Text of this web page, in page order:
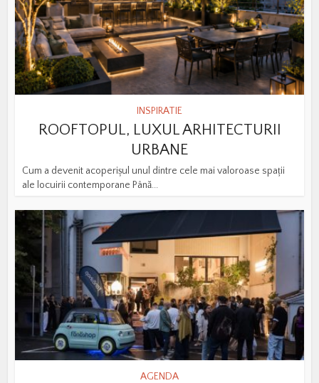
INSPIRATIE
ROOFTOPUL, LUXUL ARHITECTURII
URBANE
Cum a devenit acoperișul unul dintre cele mai valoroase spații
ale locuirii contemporane Până...
AGENDA